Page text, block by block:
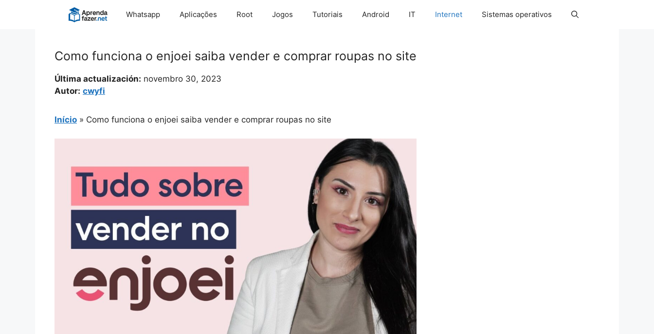
Whatsapp Aplicações Root Jogos Tutoriais Android IT Internet Sistemas operativos
Como funciona o enjoei saiba vender e comprar roupas no site
Última actualización: novembro 30, 2023
Autor: cwyfi
Início » Como funciona o enjoei saiba vender e comprar roupas no site